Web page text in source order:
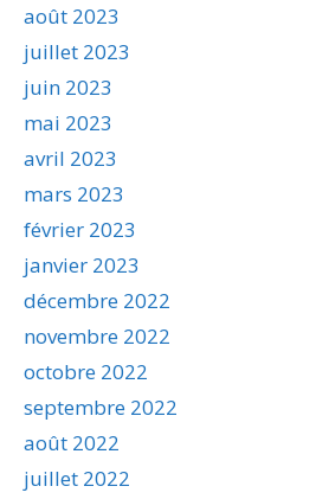
août 2023
juillet 2023
juin 2023
mai 2023
avril 2023
mars 2023
février 2023
janvier 2023
décembre 2022
novembre 2022
octobre 2022
septembre 2022
août 2022
juillet 2022